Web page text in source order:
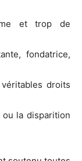
et trop de
fondatrice,
droits
la disparition